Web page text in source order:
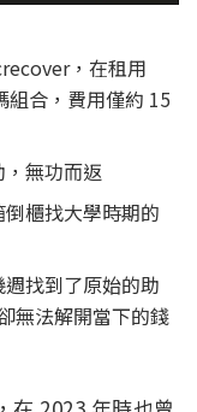
，在租用
組合，費用僅約 15
無功而返
櫃找大學時期的
找到了原始的助
無法解開當下的錢